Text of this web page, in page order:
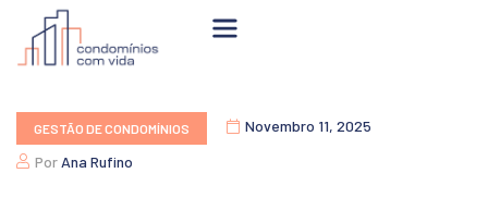
GESTÃO DE CONDOMÍNIOS
Novembro 11, 2025
Por Ana Rufino